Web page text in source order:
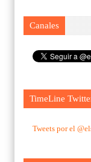
Canales
TimeLine
Tweets por el